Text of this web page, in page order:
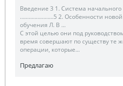
Введение 3 1. Система
…..……………...5 2. Особенности
обучения Л. В ...
С этой целью они под
время совершают по существу те
операции, которые...
Предлагаю